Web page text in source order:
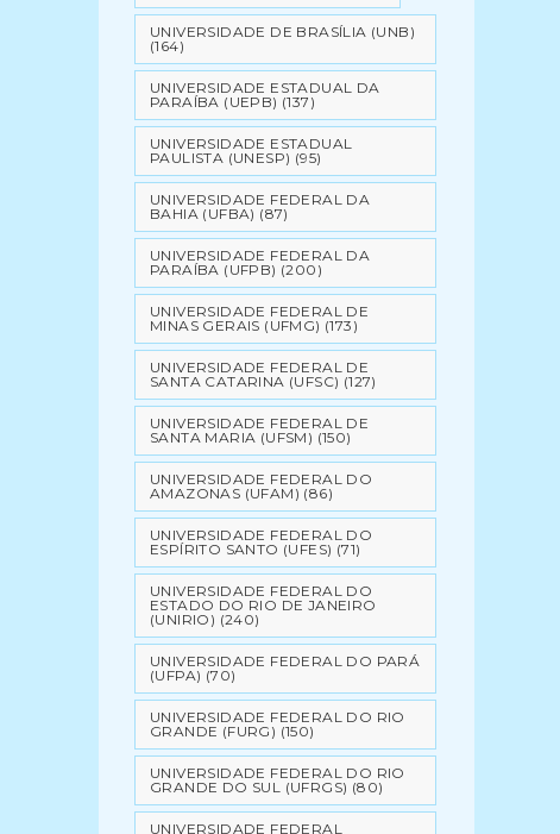
UNIVERSIDADE DE BRASÍLIA (UNB)
(164)
UNIVERSIDADE ESTADUAL DA
PARAÍBA (UEPB) (137)
UNIVERSIDADE ESTADUAL
PAULISTA (UNESP) (95)
UNIVERSIDADE FEDERAL DA
BAHIA (UFBA) (87)
UNIVERSIDADE FEDERAL DA
PARAÍBA (UFPB) (200)
UNIVERSIDADE FEDERAL DE
MINAS GERAIS (UFMG) (173)
UNIVERSIDADE FEDERAL DE
SANTA CATARINA (UFSC) (127)
UNIVERSIDADE FEDERAL DE
SANTA MARIA (UFSM) (150)
UNIVERSIDADE FEDERAL DO
AMAZONAS (UFAM) (86)
UNIVERSIDADE FEDERAL DO
ESPÍRITO SANTO (UFES) (71)
UNIVERSIDADE FEDERAL DO
ESTADO DO RIO DE JANEIRO
(UNIRIO) (240)
UNIVERSIDADE FEDERAL DO PARÁ
(UFPA) (70)
UNIVERSIDADE FEDERAL DO RIO
GRANDE (FURG) (150)
UNIVERSIDADE FEDERAL DO RIO
GRANDE DO SUL (UFRGS) (80)
UNIVERSIDADE FEDERAL